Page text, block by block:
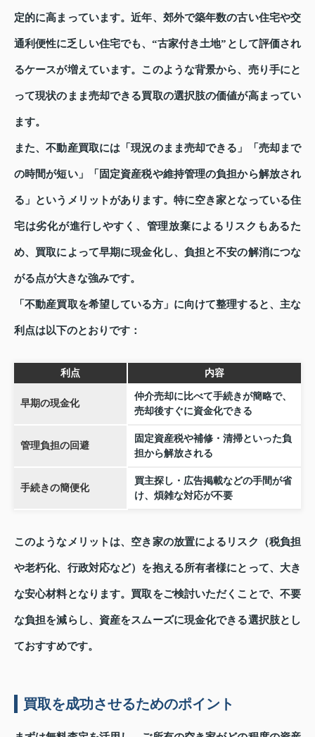
定的に高まっています。近年、郊外で築年数の古い住宅や交
通利便性に乏しい住宅でも、“古家付き土地”として評価され
るケースが増えています。このような背景から、売り手にと
って現状のまま売却できる買取の選択肢の価値が高まってい
ます。
また、不動産買取には「現況のまま売却できる」「売却まで
の時間が短い」「固定資産税や維持管理の負担から解放され
る」というメリットがあります。特に空き家となっている住
宅は劣化が進行しやすく、管理放棄によるリスクもあるた
め、買取によって早期に現金化し、負担と不安の解消につな
がる点が大きな強みです。
「不動産買取を希望している方」に向けて整理すると、主な
利点は以下のとおりです：
利点 内容
早期の現金化
仲介売却に比べて手続きが簡略で、
売却後すぐに資金化できる
管理負担の回避
固定資産税や補修・清掃といった負
担から解放される
手続きの簡便化
買主探し・広告掲載などの手間が省
け、煩雑な対応が不要
このようなメリットは、空き家の放置によるリスク（税負担
や老朽化、行政対応など）を抱える所有者様にとって、大き
な安心材料となります。買取をご検討いただくことで、不要
な負担を減らし、資産をスムーズに現金化できる選択肢とし
ておすすめです。
買取を成功させるためのポイント